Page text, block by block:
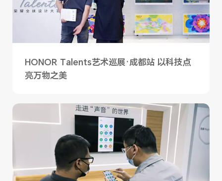
HONOR Talents艺术巡展·成都站 以科技点
亮万物之美